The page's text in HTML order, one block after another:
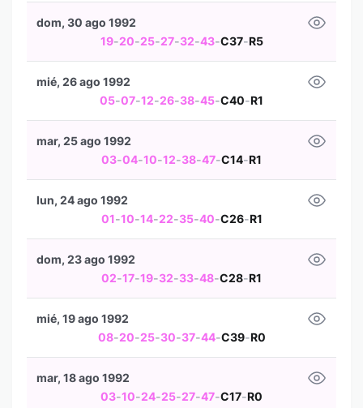
19-20-25-27-32-43-C37-R5
dom, 30 ago 1992
05-07-12-26-38-45-C40-R1
mié, 26 ago 1992
03-04-10-12-38-47-C14-R1
mar, 25 ago 1992
01-10-14-22-35-40-C26-R1
lun, 24 ago 1992
02-17-19-32-33-48-C28-R1
dom, 23 ago 1992
08-20-25-30-37-44-C39-R0
mié, 19 ago 1992
03-10-24-25-27-47-C17-R0
mar, 18 ago 1992